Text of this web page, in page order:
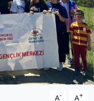
A- A+